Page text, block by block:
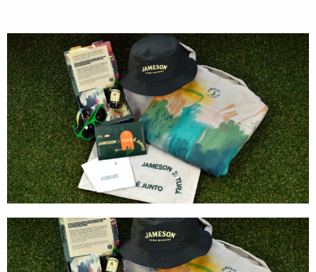
Produção de Evento
Suporte de Evento
Sacolas
Cases
Produtos
Prontos para vestir